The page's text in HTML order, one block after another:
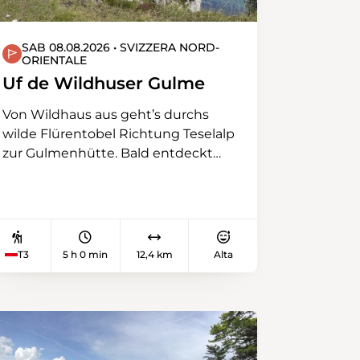
lassen wir die eindrückliche
(Trittsicherheit erforderlich)
SAB 08.08.2026 • SVIZZERA NORD-
ORIENTALE
Uf de Wildhuser Gulme
Von Wildhaus aus geht’s durchs
wilde Flürentobel Richtung Teselalp
zur Gulmenhütte. Bald entdeckt
alt sind. Zu ihren Füssen liegen die
Legföhren. Rechterhand öffnen sich
Wandergruppe den Blick einerseits
in die Südwände von Schafberg,
T3 5 h 0 min 12,4 km Alta